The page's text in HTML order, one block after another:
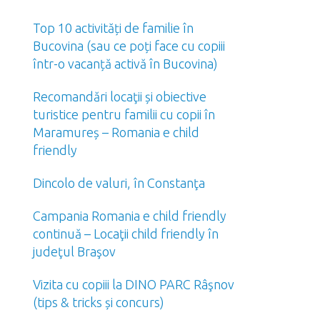
Top 10 activități de familie în
Bucovina (sau ce poți face cu copiii
într-o vacanță activă în Bucovina)
Recomandări locaţii și obiective
turistice pentru familii cu copii în
Maramureș – Romania e child
friendly
Dincolo de valuri, în Constanţa
Campania Romania e child friendly
continuă – Locaţii child friendly în
judeţul Braşov
Vizita cu copiii la DINO PARC Râşnov
(tips & tricks și concurs)